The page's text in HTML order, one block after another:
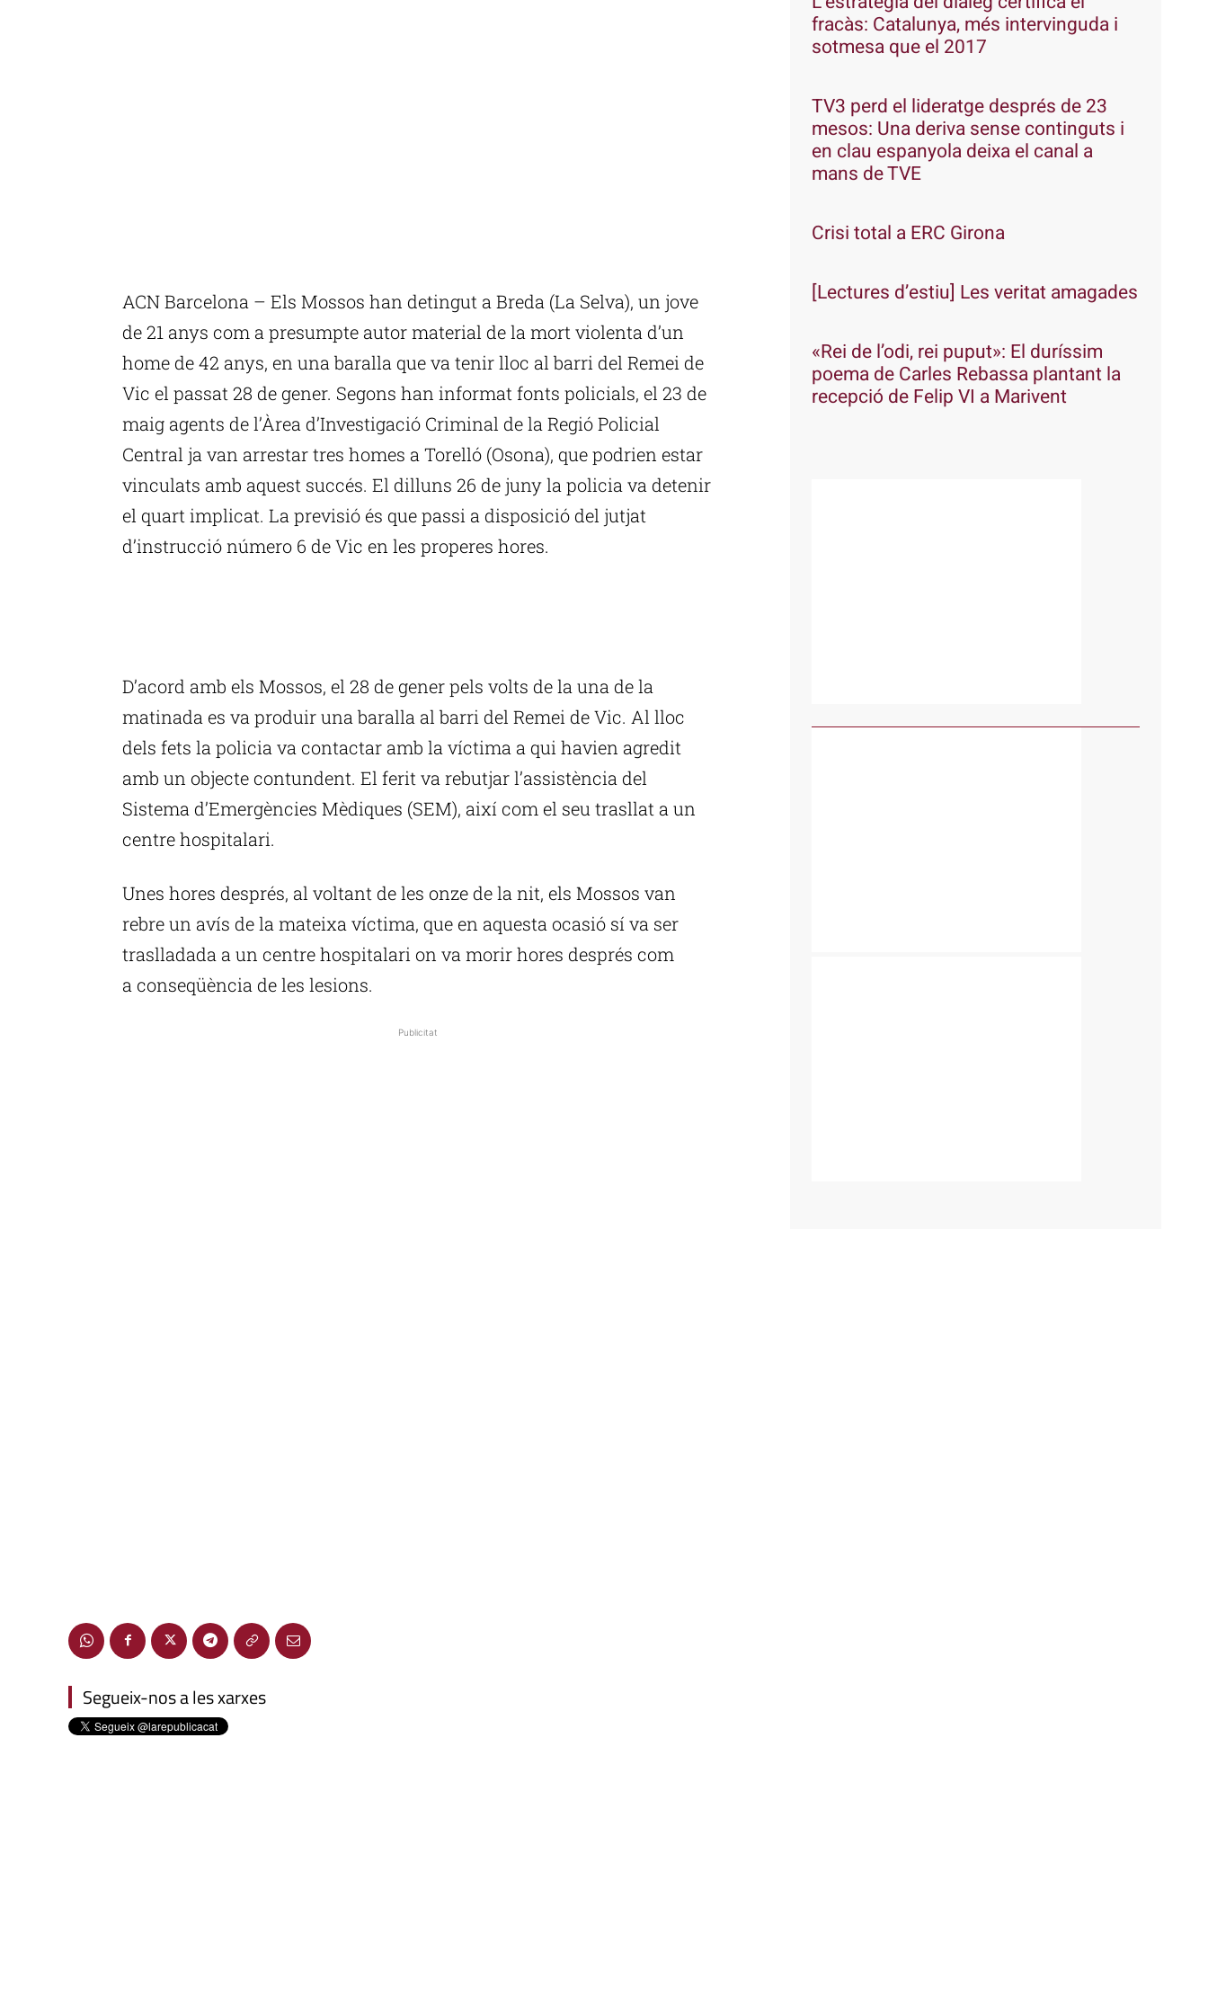
ACN Barcelona – Els Mossos han detingut a Breda (La Selva), un jove
de 21 anys com a presumpte autor material de la mort violenta d’un
home de 42 anys, en una baralla que va tenir lloc al barri del Remei de
Vic el passat 28 de gener. Segons han informat fonts policials, el 23 de
maig agents de l’Àrea d’Investigació Criminal de la Regió Policial
Central ja van arrestar tres homes a Torelló (Osona), que podrien estar
vinculats amb aquest succés. El dilluns 26 de juny la policia va detenir
el quart implicat. La previsió és que passi a disposició del jutjat
d’instrucció número 6 de Vic en les properes hores.
D’acord amb els Mossos, el 28 de gener pels volts de la una de la
matinada es va produir una baralla al barri del Remei de Vic. Al lloc
dels fets la policia va contactar amb la víctima a qui havien agredit
amb un objecte contundent. El ferit va rebutjar l’assistència del
Sistema d’Emergències Mèdiques (SEM), així com el seu trasllat a un
centre hospitalari.
Unes hores després, al voltant de les onze de la nit, els Mossos van
rebre un avís de la mateixa víctima, que en aquesta ocasió sí va ser
traslladada a un centre hospitalari on va morir hores després com
a conseqüència de les lesions.
Publicitat
Segueix-nos a les xarxes
fracàs: Catalunya, més intervinguda i
sotmesa que el 2017
TV3 perd el lideratge després de 23
mesos: Una deriva sense continguts i
en clau espanyola deixa el canal a
mans de TVE
Crisi total a ERC Girona
[Lectures d’estiu] Les veritat amagades
«Rei de l’odi, rei puput»: El duríssim
poema de Carles Rebassa plantant la
recepció de Felip VI a Marivent